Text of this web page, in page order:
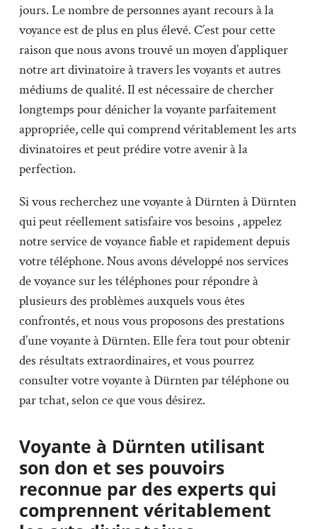
jours. Le nombre de personnes ayant recours à la
voyance est de plus en plus élevé. C’est pour cette
raison que nous avons trouvé un moyen d’appliquer
notre art divinatoire à travers les voyants et autres
médiums de qualité. Il est nécessaire de chercher
longtemps pour dénicher la voyante parfaitement
appropriée, celle qui comprend véritablement les arts
divinatoires et peut prédire votre avenir à la
perfection.
Si vous recherchez une voyante à Dürnten à Dürnten
qui peut réellement satisfaire vos besoins , appelez
notre service de voyance fiable et rapidement depuis
votre téléphone. Nous avons développé nos services
de voyance sur les téléphones pour répondre à
plusieurs des problèmes auxquels vous êtes
confrontés, et nous vous proposons des prestations
d’une voyante à Dürnten. Elle fera tout pour obtenir
des résultats extraordinaires, et vous pourrez
consulter votre voyante à Dürnten par téléphone ou
par tchat, selon ce que vous désirez.
Voyante à Dürnten utilisant
son don et ses pouvoirs
reconnue par des experts qui
comprennent véritablement